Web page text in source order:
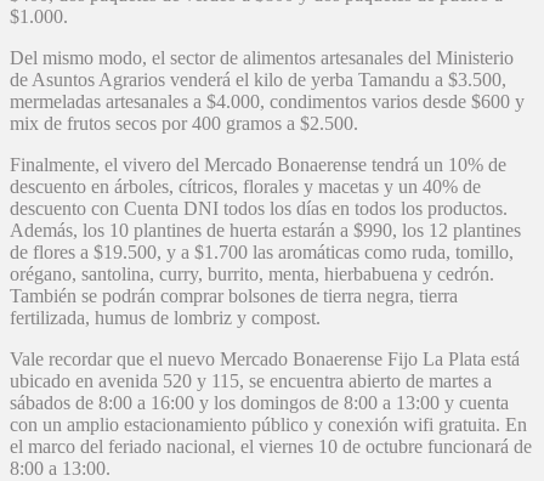
$1.000.
Del mismo modo, el sector de alimentos artesanales del Ministerio
de Asuntos Agrarios venderá el kilo de yerba Tamandu a $3.500,
mermeladas artesanales a $4.000, condimentos varios desde $600 y
mix de frutos secos por 400 gramos a $2.500.
Finalmente, el vivero del Mercado Bonaerense tendrá un 10% de
descuento en árboles, cítricos, florales y macetas y un 40% de
descuento con Cuenta DNI todos los días en todos los productos.
Además, los 10 plantines de huerta estarán a $990, los 12 plantines
de flores a $19.500, y a $1.700 las aromáticas como ruda, tomillo,
orégano, santolina, curry, burrito, menta, hierbabuena y cedrón.
También se podrán comprar bolsones de tierra negra, tierra
fertilizada, humus de lombriz y compost.
Vale recordar que el nuevo Mercado Bonaerense Fijo La Plata está
ubicado en avenida 520 y 115, se encuentra abierto de martes a
sábados de 8:00 a 16:00 y los domingos de 8:00 a 13:00 y cuenta
con un amplio estacionamiento público y conexión wifi gratuita. En
el marco del feriado nacional, el viernes 10 de octubre funcionará de
8:00 a 13:00.